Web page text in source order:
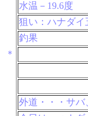
＊
水温－19.6度
狙い：ハナダ
釣果
外道・・・サバ